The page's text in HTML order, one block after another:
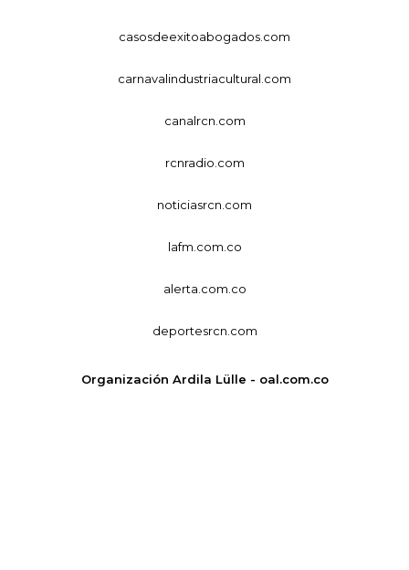
casosdeexitoabogados.com
carnavalindustriacultural.com
canalrcn.com
rcnradio.com
noticiasrcn.com
lafm.com.co
alerta.com.co
deportesrcn.com
Organización Ardila Lülle - oal.com.co